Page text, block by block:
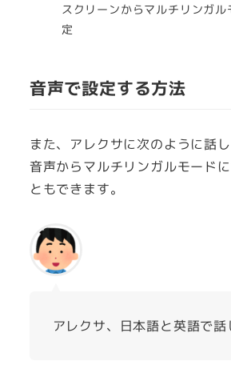
スクリーンからマルチリンガル
定
音声で設定する方法
また、アレクサに次のように話し
音声からマルチリンガルモード
ともできます。
アレクサ、日本語と英語で話